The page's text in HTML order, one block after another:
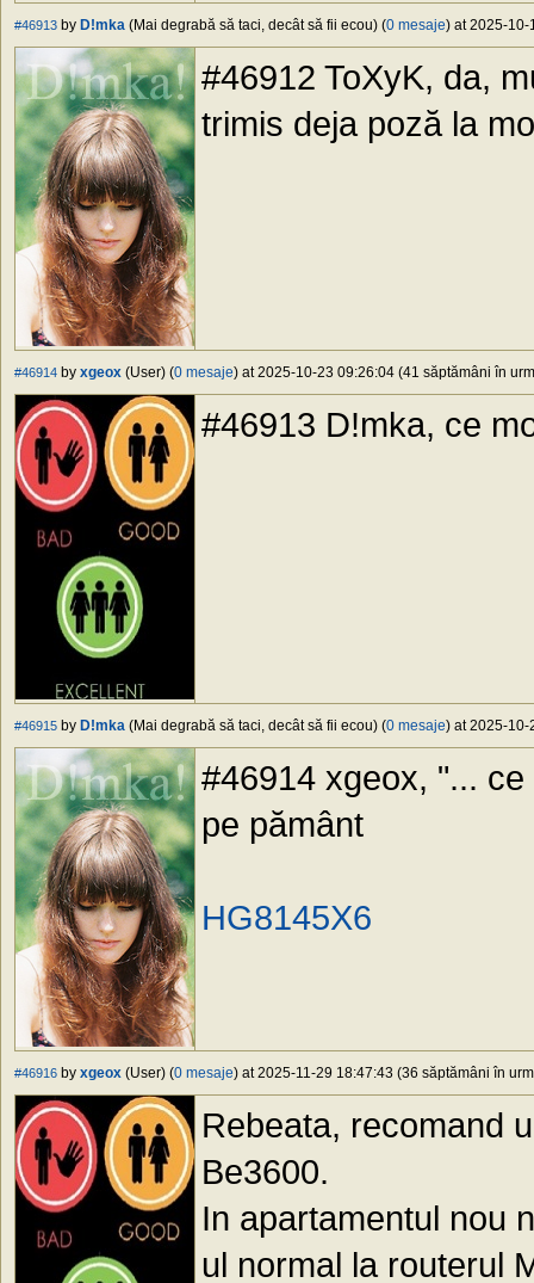
#46913 by D!mka (Mai degrabă să taci, decât să fii ecou) (0 mesaje) at 2025-10-
#46912 ToXyK, da,
trimis deja poză la
#46914 by xgeox (User) (0 mesaje) at 2025-10-23 09:26:04 (41 săptămâni în
#46913 D!mka, ce
#46915 by D!mka (Mai degrabă să taci, decât să fii ecou) (0 mesaje) at 2025-10-
#46914 xgeox, "...
pe pământ
HG8145X6
#46916 by xgeox (User) (0 mesaje) at 2025-11-29 18:47:43 (36 săptămâni în
Rebeata, recomand
Be3600.
In apartamentul nou
ul normal la routerul